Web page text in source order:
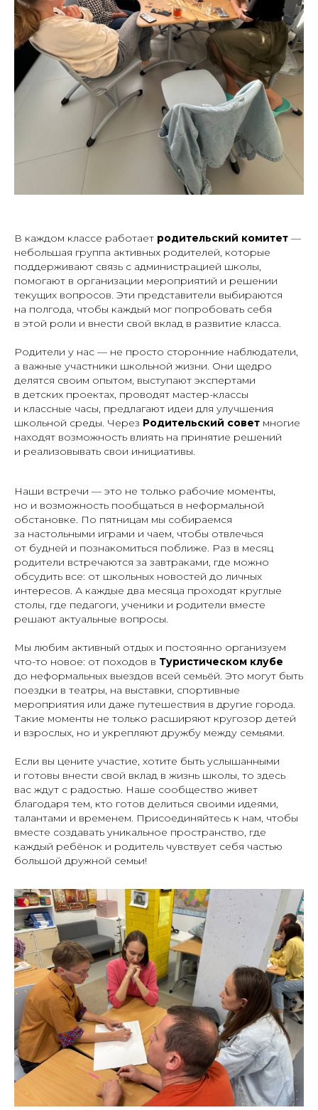
В каждом классе работает родительский комитет —
небольшая группа активных родителей, которые
поддерживают связь с администрацией школы,
помогают в организации мероприятий и решении
текущих вопросов. Эти представители выбираются
на полгода, чтобы каждый мог попробовать себя
в этой роли и внести свой вклад в развитие класса.
Родители у нас — не просто сторонние наблюдатели,
а важные участники школьной жизни. Они щедро
делятся своим опытом, выступают экспертами
в детских проектах, проводят мастер-классы
и классные часы, предлагают идеи для улучшения
школьной среды. Через Родительский совет многие
находят возможность влиять на принятие решений
и реализовывать свои инициативы.
Наши встречи — это не только рабочие моменты,
но и возможность пообщаться в неформальной
обстановке. По пятницам мы собираемся
за настольными играми и чаем, чтобы отвлечься
от будней и познакомиться поближе. Раз в месяц
родители встречаются за завтраками, где можно
обсудить все: от школьных новостей до личных
интересов. А каждые два месяца проходят круглые
столы, где педагоги, ученики и родители вместе
решают актуальные вопросы.
Мы любим активный отдых и постоянно организуем
что-то новое: от походов в Туристическом клубе
до неформальных выездов всей семьёй. Это могут быть
поездки в театры, на выставки, спортивные
мероприятия или даже путешествия в другие города.
Такие моменты не только расширяют кругозор детей
и взрослых, но и укрепляют дружбу между семьями.
Если вы цените участие, хотите быть услышанными
и готовы внести свой вклад в жизнь школы, то здесь
вас ждут с радостью. Наше сообщество живет
благодаря тем, кто готов делиться своими идеями,
талантами и временем. Присоединяйтесь к нам, чтобы
вместе создавать уникальное пространство, где
каждый ребёнок и родитель чувствует себя частью
большой дружной семьи!